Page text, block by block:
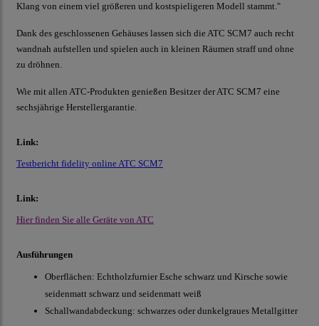
Klang von einem viel größeren und kostspieligeren Modell stammt."
Dank des geschlossenen Gehäuses lassen sich die ATC SCM7 auch recht
wandnah aufstellen und spielen auch in kleinen Räumen straff und ohne
zu dröhnen.
Wie mit allen ATC-Produkten genießen Besitzer der ATC SCM7 eine
sechsjährige Herstellergarantie.
Link:
Testbericht fidelity online ATC SCM7
Link:
Hier finden Sie alle Geräte von ATC
Ausführungen
Oberflächen: Echtholzfurnier Esche schwarz und Kirsche sowie
seidenmatt schwarz und seidenmatt weiß
Schallwandabdeckung: schwarzes oder dunkelgraues Metallgitter